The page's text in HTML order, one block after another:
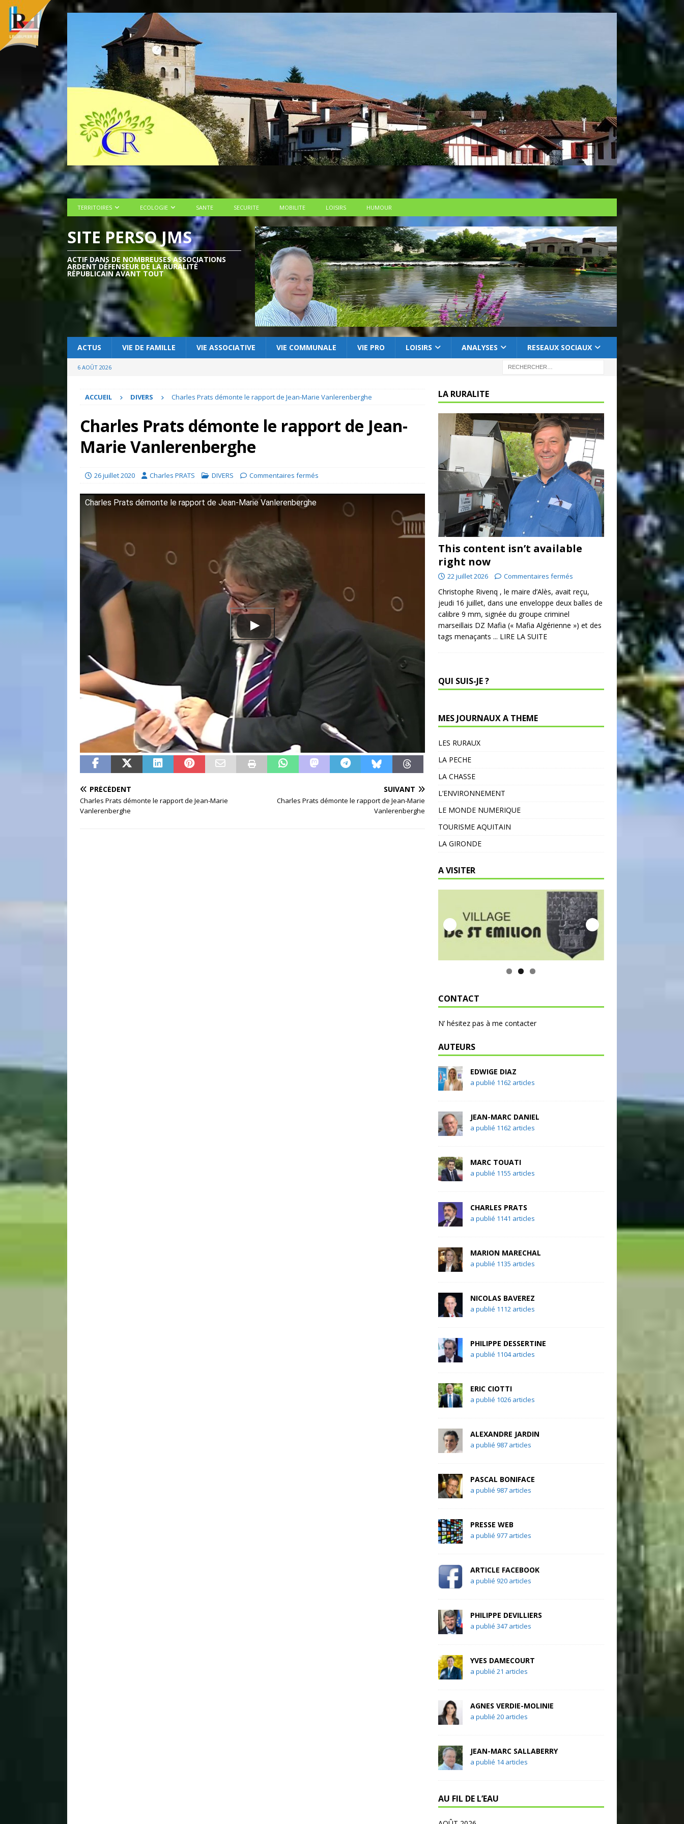
TERRITOIRES ECOLOGIE SANTE SECURITE MOBILITE LOISIRS HUMOUR
SITE PERSO JMS
ACTIF DANS DE NOMBREUSES ASSOCIATIONS
ARDENT DÉFENSEUR DE LA RURALITÉ
RÉPUBLICAIN AVANT TOUT
ACTUS VIE DE FAMILLE VIE ASSOCIATIVE VIE COMMUNALE VIE PRO LOISIRS ANALYSES RESEAUX SOCIAUX
6 AOÛT 2026
ACCUEIL DIVERS Charles Prats démonte le rapport de Jean-Marie Vanlerenberghe
Charles Prats démonte le rapport de Jean-
Marie Vanlerenberghe
26 juillet 2020 Charles PRATS DIVERS Commentaires fermés
Charles Prats démonte le rapport de Jean-Marie Vanlerenberghe
PRÉCÉDENT
Charles Prats démonte le rapport de Jean-Marie
Vanlerenberghe
SUIVANT
Charles Prats démonte le rapport de Jean-Marie
Vanlerenberghe
LA RURALITE
This content isn’t available
right now
22 juillet 2026 Commentaires fermés
Christophe Rivenq , le maire d’Alès, avait reçu,
jeudi 16 juillet, dans une enveloppe deux balles de
calibre 9 mm, signée du groupe criminel
marseillais DZ Mafia (« Mafia Algérienne ») et des
tags menaçants ... LIRE LA SUITE
QUI SUIS-JE ?
MES JOURNAUX A THEME
LES RURAUX
LA PECHE
LA CHASSE
L’ENVIRONNEMENT
LE MONDE NUMERIQUE
TOURISME AQUITAIN
LA GIRONDE
A VISITER
CONTACT
N’ hésitez pas à me contacter
AUTEURS
EDWIGE DIAZ
a publié 1162 articles
JEAN-MARC DANIEL
a publié 1162 articles
MARC TOUATI
a publié 1155 articles
CHARLES PRATS
a publié 1141 articles
MARION MARECHAL
a publié 1135 articles
NICOLAS BAVEREZ
a publié 1112 articles
PHILIPPE DESSERTINE
a publié 1104 articles
ERIC CIOTTI
a publié 1026 articles
ALEXANDRE JARDIN
a publié 987 articles
PASCAL BONIFACE
a publié 987 articles
PRESSE WEB
a publié 977 articles
ARTICLE FACEBOOK
a publié 920 articles
PHILIPPE DEVILLIERS
a publié 347 articles
YVES DAMECOURT
a publié 21 articles
AGNES VERDIE-MOLINIE
a publié 20 articles
JEAN-MARC SALLABERRY
a publié 14 articles
AU FIL DE L’EAU